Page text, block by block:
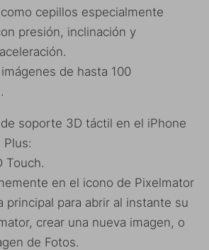
cepillos especialmente
presión, inclinación y
de hasta 100
soporte 3D táctil en el iPhone
Plus:
Touch.
en el icono de Pixelmator
principal para abrir al instante su
crear una nueva imagen, o
de Fotos.